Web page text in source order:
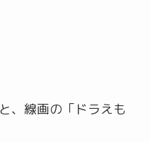
、線画の「ドラえも